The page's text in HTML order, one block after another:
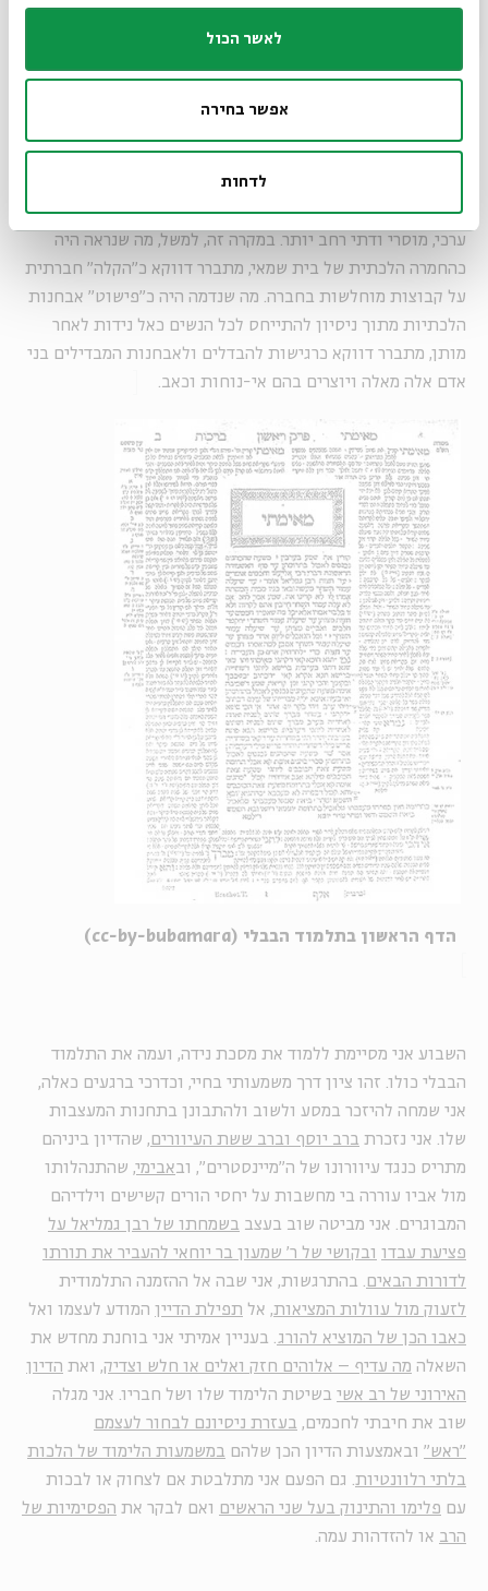
לאשר הכול
אפשר בחירה
לדחות
מבקשת להיות רלוונטית ו"אמיתית", עליה להשתמש – כאן
ובמקרים אחרים – גם בכלים אחרים.
הטעם ה"מדעי" לדעת בית שמאי, ובקבלו את הטעם
החברתי-מוסרי. כך מדגיש התלמוד שהמשנה אינה רק "מחמירה"
או "מקלה" מבחינה הלכתית ושלעתים יש להבינה גם בהקשר
ערכי, מוסרי ודתי רחב יותר. במקרה זה, למשל, מה שנראה היה
כהחמרה הלכתית של בית שמאי, מתברר דווקא כ"הקלה" חברתית
על קבוצות מוחלשות בחברה. מה שנדמה היה כ"פישוט" אבחנות
הלכתיות מתוך ניסיון להתייחס לכל הנשים כאל נידות לאחר
מותן, מתברר דווקא כרגישות להבדלים ולאבחנות המבדילים בני
אדם אלה מאלה ויוצרים בהם אי-נוחות וכאב.
הדף הראשון בתלמוד הבבלי (cc-by-bubamara)
השבוע אני מסיימת ללמוד את מסכת נידה, ועמה את התלמוד
הבבלי כולו. זהו ציון דרך משמעותי בחיי, וכדרכי ברגעים כאלה,
אני שמחה להיזכר במסע ולשוב ולהתבונן בתחנות המעצבות
שלו. אני נזכרת ברב יוסף וברב ששת העיוורים , שהדיון ביניהם
מתריס כנגד עיוורונו של ה"מיינסטרים", ובאבימי, שהתנהלותו
מול אביו עוררה בי מחשבות על יחסי הורים קשישים וילדיהם
המבוגרים. אני מביטה שוב בעצב בשמחתו של רבן גמליאל על
פציעת עבדו ובקושי של ר' שמעון בר יוחאי להעביר את תורתו
לדורות הבאים
. בהתרגשות, אני שבה אל ההזמנה התלמודית
לזעוק מול עוולות המציאות, אל תפילת הדיין המודע לעצמו ואל
כאבו הכן של המוציא להורג
. בעניין אמיתי אני בוחנת מחדש את
השאלה מה עדיף – אלוהים חזק ואלים או חלש וצדיק, ואת הדיון
האירוני של רב אשי בשיטת הלימוד שלו ושל חבריו. אני מגלה
שוב את חיבתי לחכמים, בעזרת ניסיונם לבחור לעצמם
"ראש" ובאמצעות הדיון הכן שלהם במשמעות הלימוד של הלכות
בלתי רלוונטיות . גם הפעם אני מתלבטת אם לצחוק או לבכות
עם פלימו והתינוק בעל שני הראשים ואם לבקר את הפסימיות של
הרב או להזדהות עמה.